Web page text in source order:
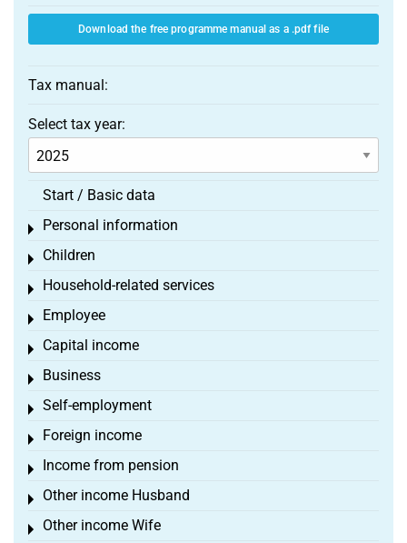
Download the free programme manual as a .pdf file
Tax manual:
Select tax year:
Start / Basic data
Personal information
Toggle menu
Children
Toggle menu
Household-related services
Toggle menu
Employee
Toggle menu
Capital income
Toggle menu
Business
Toggle menu
Self-employment
Toggle menu
Foreign income
Toggle menu
Income from pension
Toggle menu
Other income Husband
Toggle menu
Other income Wife
Toggle menu